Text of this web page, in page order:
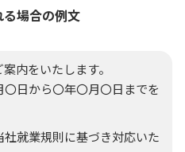
場合の例文
内をいたします。
日から〇年〇月〇日までを
就業規則に基づき対応いた